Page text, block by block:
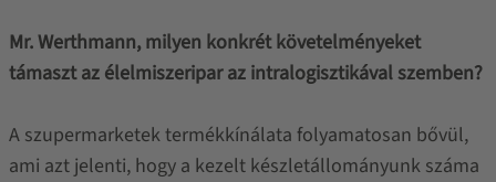
Mr. Werthmann, milyen konkrét követelményeket
támaszt az élelmiszeripar az intralogisztikával szemben?
A szupermarketek termékkínálata folyamatosan bővül,
ami azt jelenti, hogy a kezelt készletállományunk száma